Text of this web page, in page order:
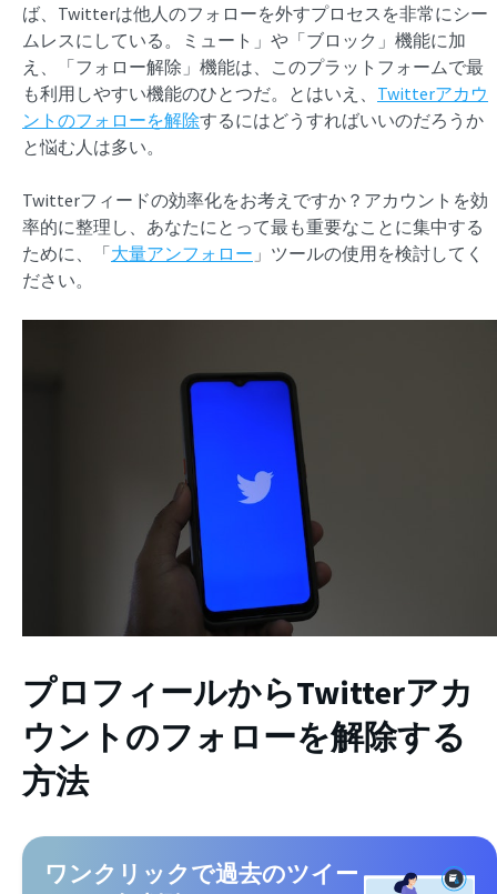
ば、Twitterは他人のフォローを外すプロセスを非常にシー
ムレスにしている。ミュート」や「ブロック」機能に加
え、「フォロー解除」機能は、このプラットフォームで最
も利用しやすい機能のひとつだ。とはいえ、 Twitterアカウ
ントのフォローを解除するにはどうすればいいのだろうか
と悩む人は多い。
Twitterフィードの効率化をお考えですか？アカウントを効
率的に整理し、あなたにとって最も重要なことに集中する
ために、「大量アンフォロー 」ツールの使用を検討してく
ださい。
プロフィールからTwitterアカ
ウントのフォローを解除する
方法
ワンクリックで過去のツイー